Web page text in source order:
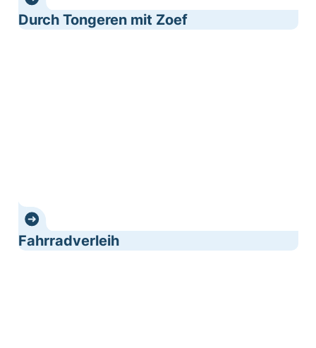
Durch Tongeren mit Zoef
Fahrradverleih